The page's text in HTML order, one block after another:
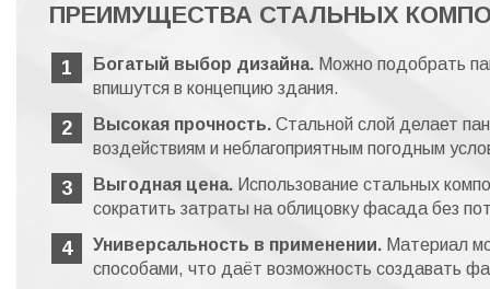
ПРЕИМУЩЕСТВА СТАЛЬНЫХ
Богатый выбор дизайна. Можно подобрать
впишутся в концепцию здания.
Высокая прочность. Стальной слой делает
воздействиям и неблагоприятным погодным
Выгодная цена. Использование стальных
сократить затраты на облицовку фасада без
Универсальность в применении. Материал
способами, что даёт возможность создавать